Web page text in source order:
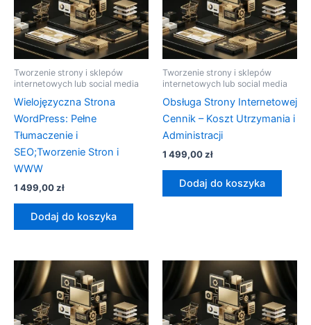
Tworzenie strony i sklepów
internetowych lub social media
Wielojęzyczna Strona
WordPress: Pełne
Tłumaczenie i
SEO;Tworzenie Stron i
WWW
1 499,00zł
Dodaj do koszyka
Tworzenie strony i sklepów
internetowych lub social media
Obsługa Strony Internetowej
Cennik – Koszt Utrzymania i
Administracji
1 499,00zł
Dodaj do koszyka